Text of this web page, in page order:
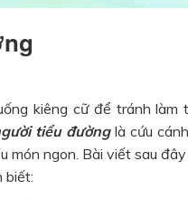
kiêng cữ để tránh làm
tiểu đườnglà cứu
món ngon. Bài viết sau
biết: